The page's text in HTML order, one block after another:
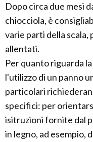
Dopo circa due mesi
chiocciola, è
varie parti della scala,
allentati.
Per quanto riguarda
l'utilizzo di un panno
particolari
specifici: per
isitruzioni fornite dal
in legno, ad esempio,